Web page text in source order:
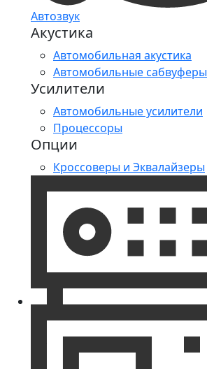
Автозвук
Акустика
Автомобильная акустика
Автомобильные сабвуферы
Усилители
Автомобильные усилители
Процессоры
Опции
Кроссоверы и Эквалайзеры